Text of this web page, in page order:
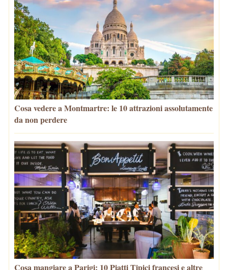
Cosa vedere a Montmartre: le 10 attrazioni assolutamente
da non perdere
Cosa mangiare a Parigi: 10 Piatti Tipici francesi e altre